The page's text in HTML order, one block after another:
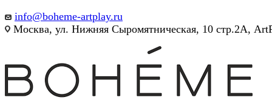
info@boheme-artplay.ru
Москва, ул. Нижняя Сыромятническая, 10 стр.2А,